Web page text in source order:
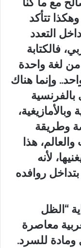
تتأكد
التعدد
فالكتابة
لغة واحدة
وإنما هناك
وبالأمازيغية،
وطريقة
هذا
لأنه
روافده
“الظل
معاصرة
ومادة للسرد.